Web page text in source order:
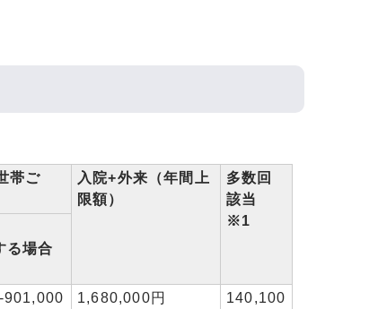
ご
入院+外来（年間上
限額）
多数回
該当
※1
る場合
901,000
1,680,000円
140,100